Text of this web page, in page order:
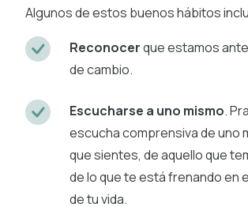
Algunos de estos buenos hábitos
Reconocerque estamos
de cambio.
Escucharse a uno mismo.
escucha comprensiva de uno
que sientes, de aquello que
de lo que te está frenando en
de tu vida.